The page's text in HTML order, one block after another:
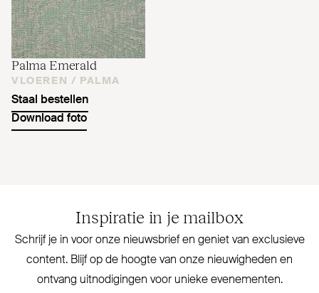
Palma Emerald
VLOEREN / PALMA
Staal bestellen
Download foto
Inspiratie in je mailbox
Schrijf je in voor onze nieuwsbrief en geniet van exclusieve
content. Blijf op de hoogte van onze nieu­wigheden en
ontvang uit­no­digingen voor unieke evenementen.